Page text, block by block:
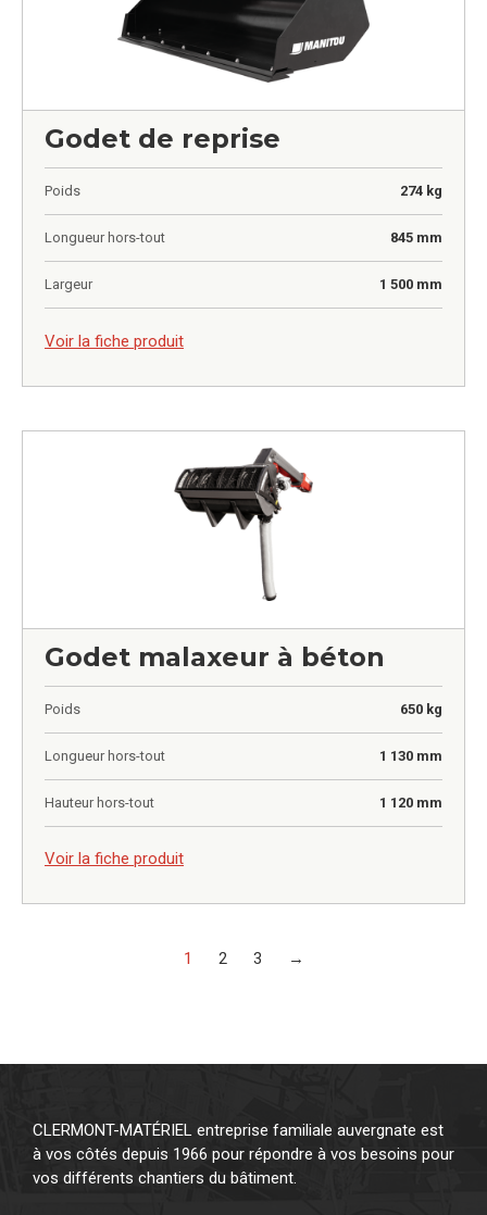
Godet de reprise
Poids 274 kg
Longueur hors-tout 845 mm
Largeur 1 500 mm
Voir la fiche produit
Godet malaxeur à béton
Poids 650 kg
Longueur hors-tout 1 130 mm
Hauteur hors-tout 1 120 mm
Voir la fiche produit
1 2 3 →
CLERMONT-MATÉRIEL entreprise familiale auvergnate est
à vos côtés depuis 1966 pour répondre à vos besoins pour
vos différents chantiers du bâtiment.